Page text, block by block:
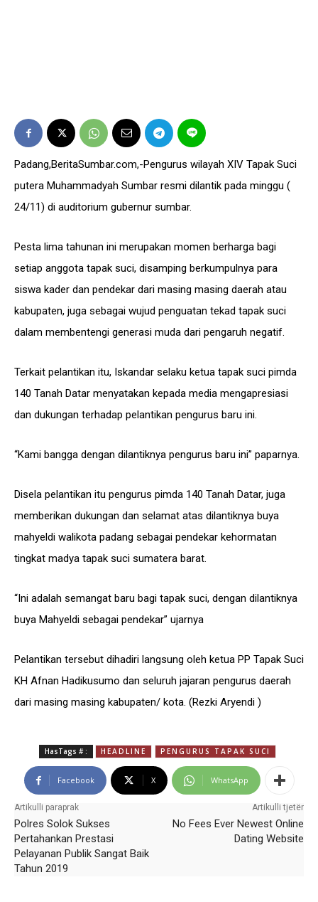
Padang,BeritaSumbar.com,-Pengurus wilayah XIV Tapak Suci
putera Muhammadyah Sumbar resmi dilantik pada minggu (
24/11) di auditorium gubernur sumbar.
Pesta lima tahunan ini merupakan momen berharga bagi
setiap anggota tapak suci, disamping berkumpulnya para
siswa kader dan pendekar dari masing masing daerah atau
kabupaten, juga sebagai wujud penguatan tekad tapak suci
dalam membentengi generasi muda dari pengaruh negatif.
Terkait pelantikan itu, Iskandar selaku ketua tapak suci pimda
140 Tanah Datar menyatakan kepada media mengapresiasi
dan dukungan terhadap pelantikan pengurus baru ini.
“Kami bangga dengan dilantiknya pengurus baru ini” paparnya.
Disela pelantikan itu pengurus pimda 140 Tanah Datar, juga
memberikan dukungan dan selamat atas dilantiknya buya
mahyeldi walikota padang sebagai pendekar kehormatan
tingkat madya tapak suci sumatera barat.
“Ini adalah semangat baru bagi tapak suci, dengan dilantiknya
buya Mahyeldi sebagai pendekar” ujarnya
Pelantikan tersebut dihadiri langsung oleh ketua PP Tapak Suci
KH Afnan Hadikusumo dan seluruh jajaran pengurus daerah
dari masing masing kabupaten/ kota. (Rezki Aryendi )
HasTags # : HEADLINE PENGURUS TAPAK SUCI
Facebook X WhatsApp
Artikulli paraprak
Polres Solok Sukses
Pertahankan Prestasi
Pelayanan Publik Sangat Baik
Tahun 2019
Artikulli tjetër
No Fees Ever Newest Online
Dating Website